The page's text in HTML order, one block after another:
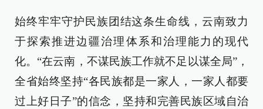
始终牢牢守护民族团结这条生命线，云南致力
于探索推进边疆治理体系和治理能力的现代
化。“在云南，不谋民族工作就不足以谋全局”，
全省始终坚持“各民族都是一家人，一家人都要
过上好日子”的信念，坚持和完善民族区域自治